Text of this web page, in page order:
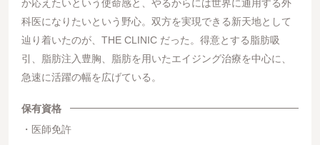
か応えたいという使命感と、やるからには世界に通用する外
科医になりたいという野心。双方を実現できる新天地として
辿り着いたのが、THE CLINIC だった。得意とする脂肪吸
引、脂肪注入豊胸、脂肪を用いたエイジング治療を中心に、
急速に活躍の幅を広げている。
保有資格
医師免許